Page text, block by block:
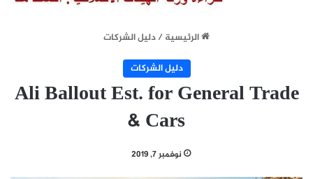
الرئيسية/دليل الشركات
دليل الشركات
Ali Ballout Est. for General Trade
& Cars
نوفمبر 7, 2019